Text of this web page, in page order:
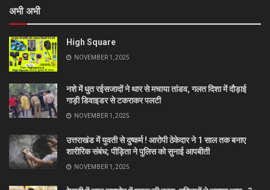
अभी अभी
High Square
NOVEMBER 1, 2025
नशे में धुत रईसजादों ने थार से मचाया तांडव, गलत दिशा में दौड़ाई
गाड़ी डिवाइडर से टकराकर पलटी
NOVEMBER 1, 2025
उत्तराखंड में युवती से दुष्कर्म ! आरोपी ठेकेदार ने 1 साल तक बनाए
शारीरिक संबंध; पीड़िता ने पुलिस को सुनाई आपबीती
NOVEMBER 1, 2025